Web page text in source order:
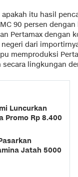
itu hasil
90 persen
Pertamax dengan
dari
memproduksi
secara lingkungan
Luncurkan
Promo Rp 8.400
Jatah 5000